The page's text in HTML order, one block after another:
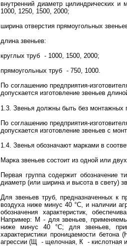
внутренний диаметр цилиндрических
1000, 1250, 1500, 2000;
ширина отверстия прямоугольных
длина звеньев:
круглых труб - 1000, 1500, 2000;
прямоугольных труб - 750, 1000.
По соглашению предприятия-
допускается изготовление звеньев
1.3. Звенья должны быть без монтажных
По соглашению предприятия-
допускается изготовление звеньев с
1.4. Звенья обозначают марками в
Марка звеньев состоит из одной или
Первая группа содержит обозначение
диаметр (или ширина и высота в свету)
Для звеньев труб, предназначенных к
воздуха ниже минус 40 °С, и наличии
обозначения характеристик,
Например: М - для звеньев,
ниже минус 40 °С; для звеньев,
характеристики проницаемости бетона
агрессии (Щ
- щелочная, К
- кислотная